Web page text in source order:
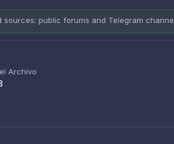
public forums and Telegram
Archivo